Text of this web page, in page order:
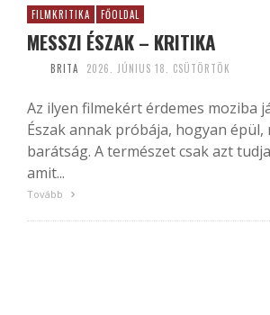
FILMKRITIKA FŐOLDAL
MESSZI ÉSZAK – KRITIKA
BRITA 2026. JÚNIUS 18. CSÜTÖRTÖK
Az ilyen filmekért érdemes moziba
Észak annak próbája, hogyan épül,
barátság. A természet csak azt
amit...
Tovább